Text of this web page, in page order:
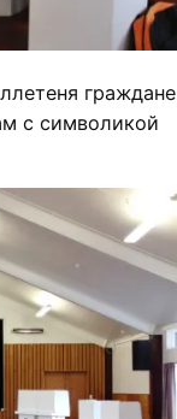
граждане
с символикой